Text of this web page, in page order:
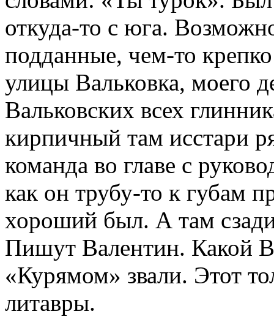
откуда-то с юга.
подданные, чем-то
улицы Вальковка, моего
Вальковских всех
кирпичный там исстари
команда во главе с
как он трубу-то к губам
хороший был. А там
Пишут Валентин. Какой
«Курямом» звали. Этот
литавры.